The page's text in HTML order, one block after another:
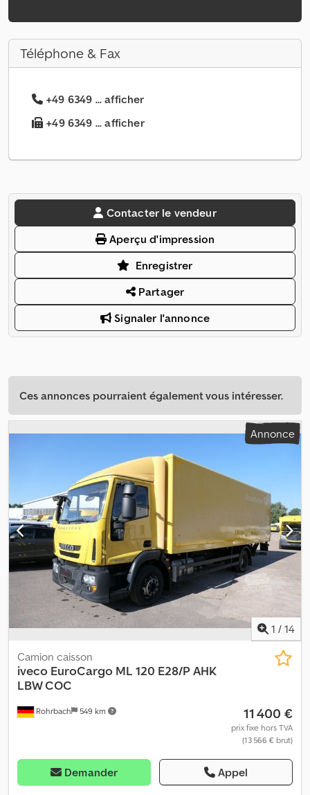
Téléphone & Fax
+49 6349 ... afficher
+49 6349 ... afficher
Contacter le vendeur
Aperçu d'impression
Enregistrer
Partager
Signaler l'annonce
Ces annonces pourraient également vous intéresser.
Annonce
1 / 14
Rohrbach 549 km
Camion caisson
iveco EuroCargo ML 120 E28/P AHK
LBW COC
11 400 €
prix fixe hors TVA
(13 566 € brut)
Demander Appel